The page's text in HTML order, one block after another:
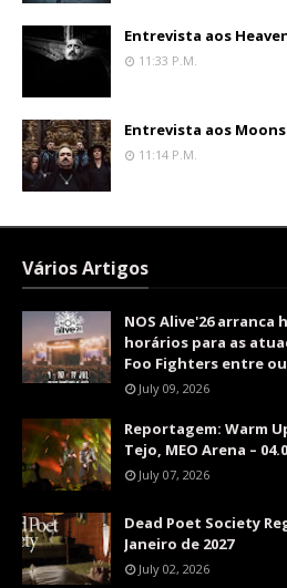
Entrevista aos
11:33 P.m.
Entrevista aos
11:14 P.m.
Vários Artigos
NOS Alive'26 arranca
horários para as
Foo Fighters entre
July 09, 2026
Reportagem: Warm
Tejo, MEO Arena –
July 07, 2026
Dead Poet Society
Janeiro de 2027
July 02, 2026